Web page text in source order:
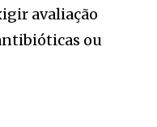
avaliação
ou